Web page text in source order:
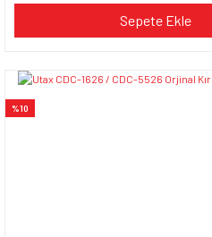
Sepete Ekle
%10